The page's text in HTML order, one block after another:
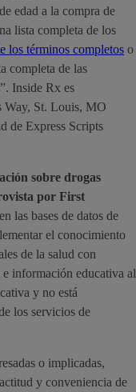
edad a la compra de
lista completa de los
los términos completos o
completa de las
Inside Rx es
Way, St. Louis, MO
de Express Scripts
sobre drogas
por First
las bases de datos de
el conocimiento
de la salud con
e información educativa al
y no está
los servicios de
o implicadas,
y conveniencia de